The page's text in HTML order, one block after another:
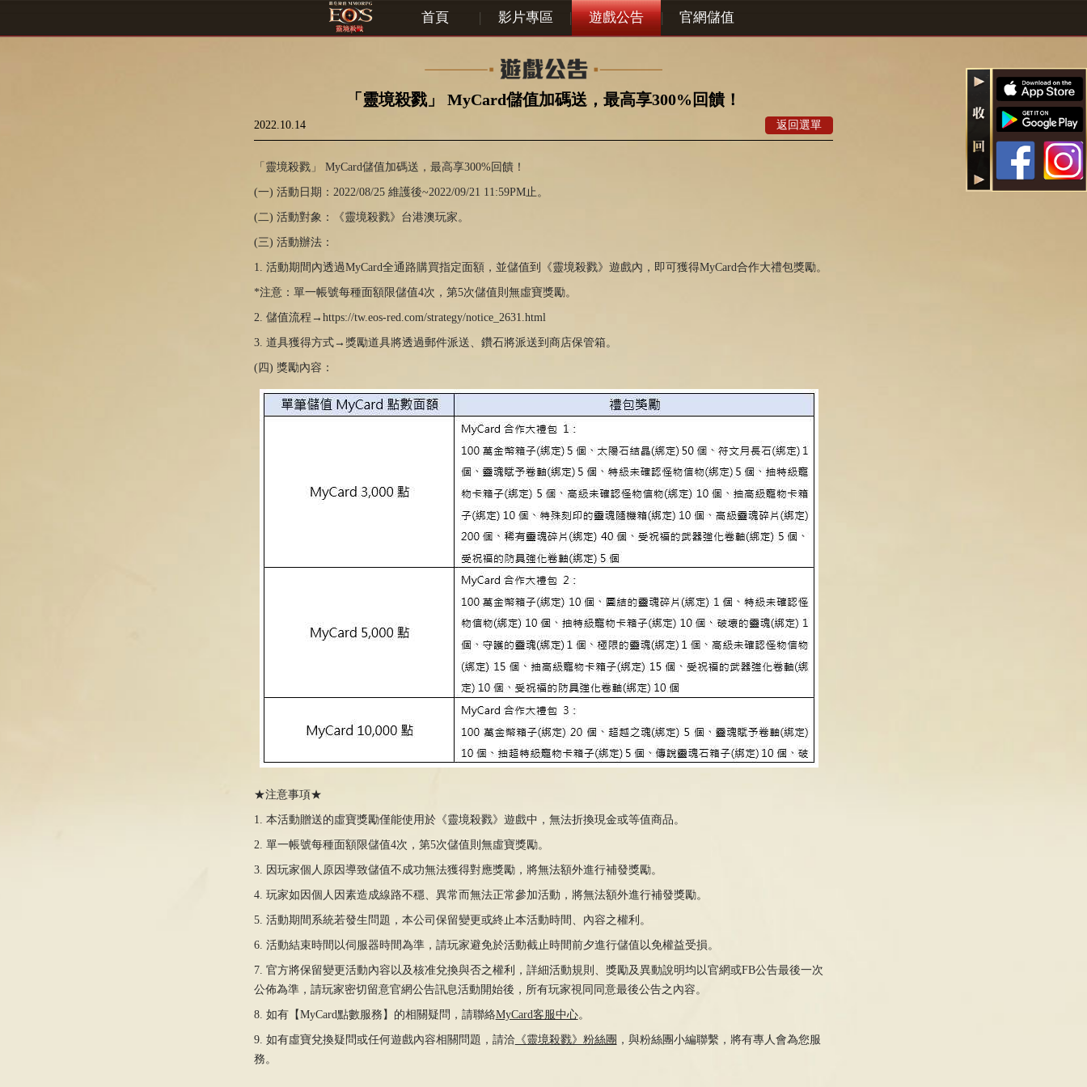
首頁 | 影片專區 | 遊戲公告 | 官網儲值
「靈境殺戮」 MyCard儲值加碼送，最高享300%回饋！
2022.10.14 返回選單
「靈境殺戮」 MyCard儲值加碼送，最高享300%回饋！
(一) 活動日期：2022/08/25 維護後~2022/09/21 11:59PM止。
(二) 活動對象：《靈境殺戮》台港澳玩家。
(三) 活動辦法：
1. 活動期間內透過MyCard全通路購買指定面額，並儲值到《靈境殺戮》遊戲內，即可獲得MyCard合作大禮包獎勵。
*注意：單一帳號每種面額限儲值4次，第5次儲值則無虛寶獎勵。
2. 儲值流程→ https://tw.eos-red.com/strategy/notice_2631.html
3. 道具獲得方式→獎勵道具將透過郵件派送、鑽石將派送到商店保管箱。
(四) 獎勵內容：
★注意事項★
1. 本活動贈送的虛寶獎勵僅能使用於《靈境殺戮》遊戲中，無法折換現金或等值商品。
2. 單一帳號每種面額限儲值4次，第5次儲值則無虛寶獎勵。
3. 因玩家個人原因導致儲值不成功無法獲得對應獎勵，將無法額外進行補發獎勵。
4. 玩家如因個人因素造成線路不穩、異常而無法正常參加活動，將無法額外進行補發獎勵。
5. 活動期間系統若發生問題，本公司保留變更或終止本活動時間、內容之權利。
6. 活動結束時間以伺服器時間為準，請玩家避免於活動截止時間前夕進行儲值以免權益受損。
7. 官方將保留變更活動內容以及核准兌換與否之權利，詳細活動規則、獎勵及異動說明均以官網或FB公告最後一次
公佈為準，請玩家密切留意官網公告訊息活動開始後，所有玩家視同同意最後公告之內容。
8. 如有【MyCard點數服務】的相關疑問，請聯絡MyCard客服中心。
9. 如有虛寶兌換疑問或任何遊戲內容相關問題，請洽 《靈境殺戮》粉絲團 ，與粉絲團小編聯繫，將有專人會為您服
務。